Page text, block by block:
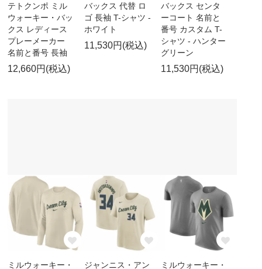
テトクンポ ミル
ウォーキー・バッ
クス レディース
プレーメーカー
名前と番号 長袖
12,660円(税込)
バックス 代替 ロ
ゴ 長袖 T-シャツ -
ホワイト
11,530円(税込)
バックス センタ
ーコート 名前と
番号 カスタム T-
シャツ - ハンター
グリーン
11,530円(税込)
ミルウォーキー・
ジャンニス・アン
ミルウォーキー・